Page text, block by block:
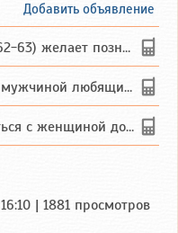
Добавить объявление
с одиноким, добродушным, без вредных ...
и петь на родном чувашском языке
чувашской или русской национальности дл...
| 1881 просмотров